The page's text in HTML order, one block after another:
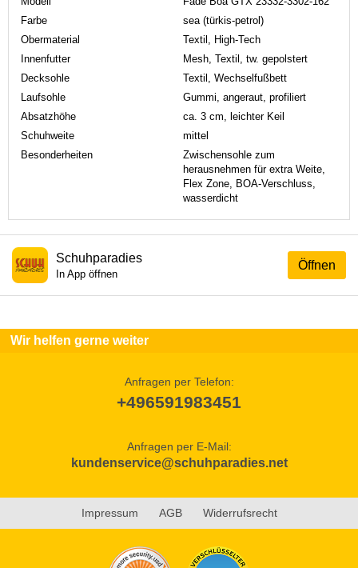
Farbe
sea (türkis-petrol)
Obermaterial
Textil, High-Tech
Innenfutter
Mesh, Textil, tw. gepolstert
Decksohle
Textil, Wechselfußbett
Laufsohle
Gummi, angeraut, profiliert
Absatzhöhe
ca. 3 cm, leichter Keil
Schuhweite
mittel
Besonderheiten
Zwischensohle zum
herausnehmen für extra Weite,
Flex Zone, BOA-Verschluss,
wasserdicht
Öffnen
Schuhparadies
In App öffnen
Wir helfen gerne weiter
Anfragen per Telefon:
+496591983451
Anfragen per E-Mail:
kundenservice@schuhparadies.net
Impressum AGB Widerrufsrecht